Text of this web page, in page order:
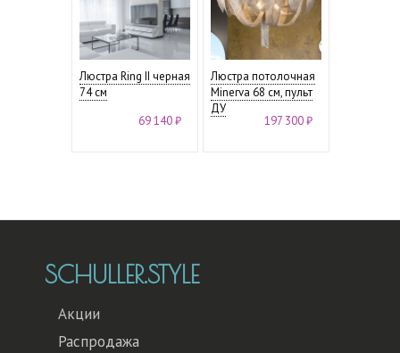
Люстра Ring II черная
74 см
69 140 ₽
Люстра потолочная
Minerva 68 см, пульт
ДУ
197 300 ₽
SCHULLER.STYLE
Акции
Распродажа